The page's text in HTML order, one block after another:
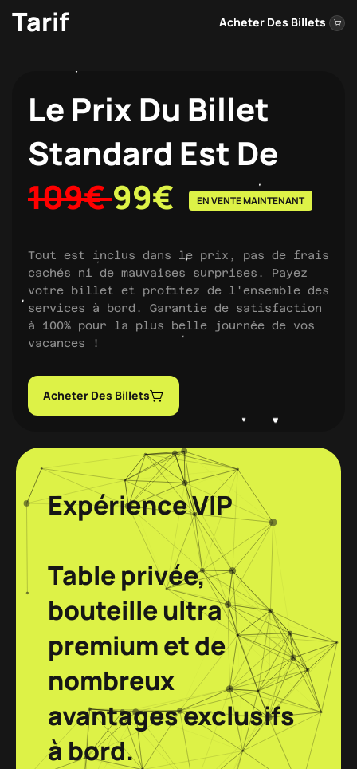
Tarif Acheter Des Billets
Le Prix Du Billet
Standard Est De
109€99€ EN VENTE MAINTENANT
Tout est inclus dans le prix, pas de frais
cachés ni de mauvaises surprises. Payez
votre billet et profitez de l'ensemble des
services à bord. Garantie de satisfaction
à 100% pour la plus belle journée de vos
vacances !
Acheter Des Billets
Expérience VIP
Table privée,
bouteille ultra
premium et de
nombreux
avantages exclusifs
à bord.